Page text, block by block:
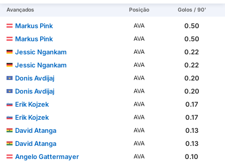
Avançados Posição Golos / 90'
Markus Pink AVA
0.50
Markus Pink
AVA
0.50
Jessic Ngankam
AVA
0.22
Jessic Ngankam
AVA
0.22
Donis Avdijaj
AVA
0.20
Donis Avdijaj
AVA
0.20
Erik Kojzek
AVA
0.17
Erik Kojzek
AVA
0.17
David Atanga
AVA
0.13
David Atanga
AVA
0.13
Angelo Gattermayer
AVA
0.10